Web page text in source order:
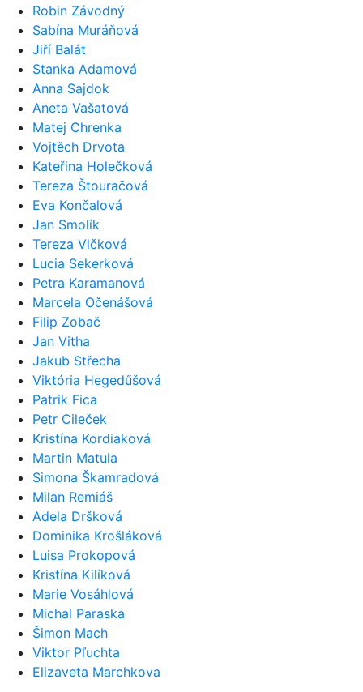
Robin Závodný
Sabína Muráňová
Jiří Balát
Stanka Adamová
Anna Sajdok
Aneta Vašatová
Matej Chrenka
Vojtěch Drvota
Kateřina Holečková
Tereza Štouračová
Eva Končalová
Jan Smolík
Tereza Vlčková
Lucia Sekerková
Petra Karamanová
Marcela Očenášová
Filip Zobač
Jan Vitha
Jakub Střecha
Viktória Hegedűšová
Patrik Fica
Petr Cileček
Kristína Kordiaková
Martin Matula
Simona Škamradová
Milan Remiáš
Adela Dršková
Dominika Krošláková
Luisa Prokopová
Kristína Kilíková
Marie Vosáhlová
Michal Paraska
Šimon Mach
Viktor Pľuchta
Elizaveta Marchkova